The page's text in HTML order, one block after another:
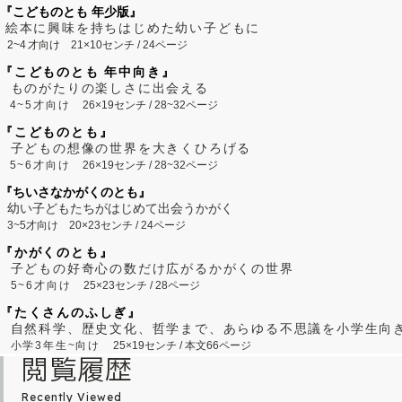
『こどものとも 年少版』
絵本に興味を持ちはじめた幼い子どもに
2~4 才向け 21×10センチ / 24ページ
『こどものとも 年中向き』
ものがたりの楽しさに出会える
4~5才向け26×19センチ / 28~32ページ
『こどものとも』
子どもの想像の世界を大きくひろげる
5~6才向け26×19センチ / 28~32ページ
『ちいさなかがくのとも』
幼い子どもたちがはじめて出会うかがく
3~5才向け 20×23センチ / 24ページ
『かがくのとも』
子どもの好奇心の数だけ広がるかがくの世界
5~6才向け25×23センチ / 28ページ
『たくさんのふしぎ』
自然科学、歴史文化、哲学まで、あらゆる不思議を小学生向
小学3年生~向け 25×19センチ / 本文66ページ
閲覧履歴
Recently Viewed